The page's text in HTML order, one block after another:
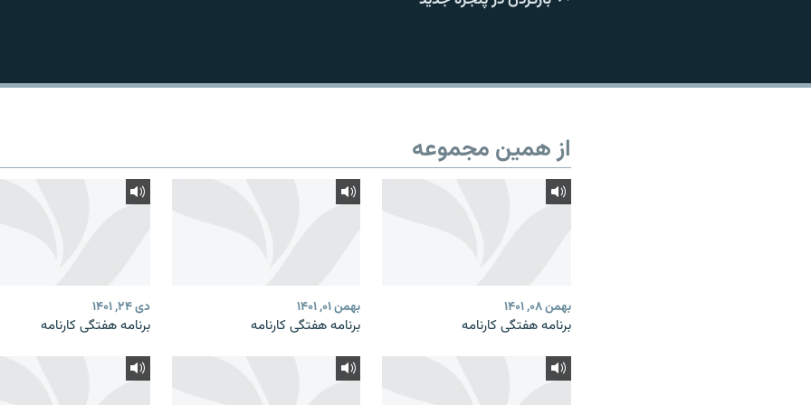
از همین مجموعه
بهمن ۰۸, ۱۴۰۱
برنامه هفتگی کارنامه
بهمن ۰۱, ۱۴۰۱
برنامه هفتگی کارنامه
دی ۲۴, ۱۴۰۱
برنامه هفتگی کارنامه